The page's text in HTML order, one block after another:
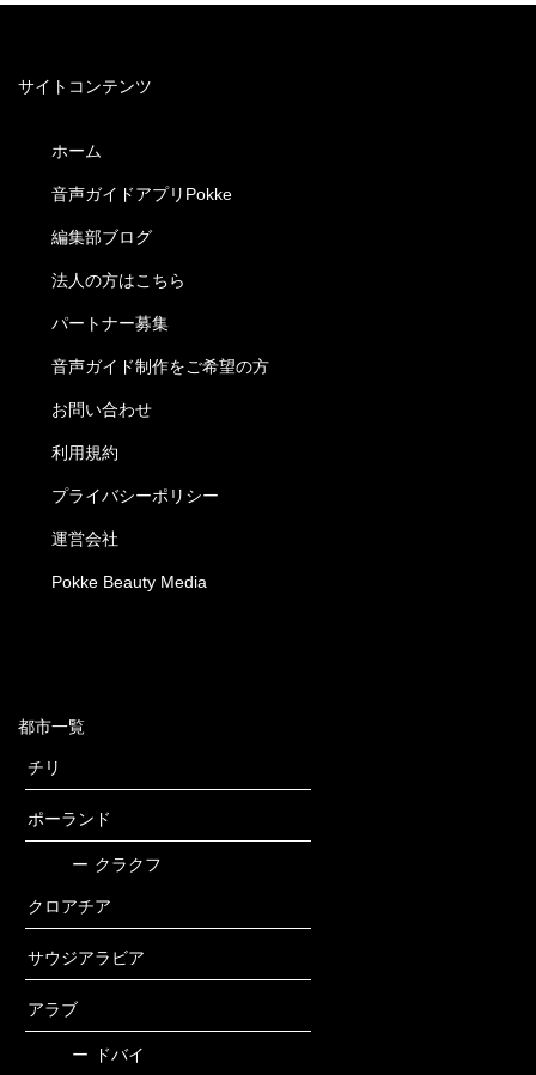
サイトコンテンツ
ホーム
音声ガイドアプリPokke
編集部ブログ
法人の方はこちら
パートナー募集
音声ガイド制作をご希望の方
お問い合わせ
利用規約
プライバシーポリシー
運営会社
Pokke Beauty Media
都市一覧
チリ
ポーランド
ー クラクフ
クロアチア
サウジアラビア
アラブ
ー ドバイ